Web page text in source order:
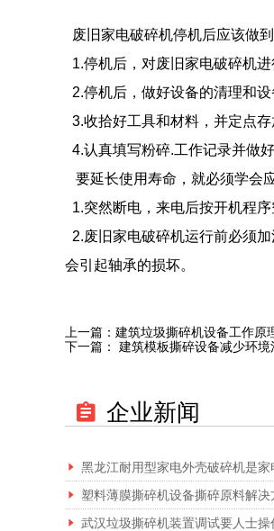
废旧家电破碎机停机后应该做
1.停机后，对废旧家电破碎机
2.停机后，做好设备的清理和
3.收拾好工具和材料，并定点存
4.认真填写粉碎.工作记录并做
要延长使用寿命，就必须学会
1.突然断电，来电后按开机程
2.废旧家电破碎机运行前必须
会引起轴承的损坏。
上一篇： 建筑垃圾撕碎机设备工作原
下一篇：
建筑模板撕碎设备减少环境
企业新闻
黑龙江耐用型家电外壳破碎机是家
塑料薄膜撕碎机设备撕碎原料解决
武汉垃圾撕碎机装置调试要人士操